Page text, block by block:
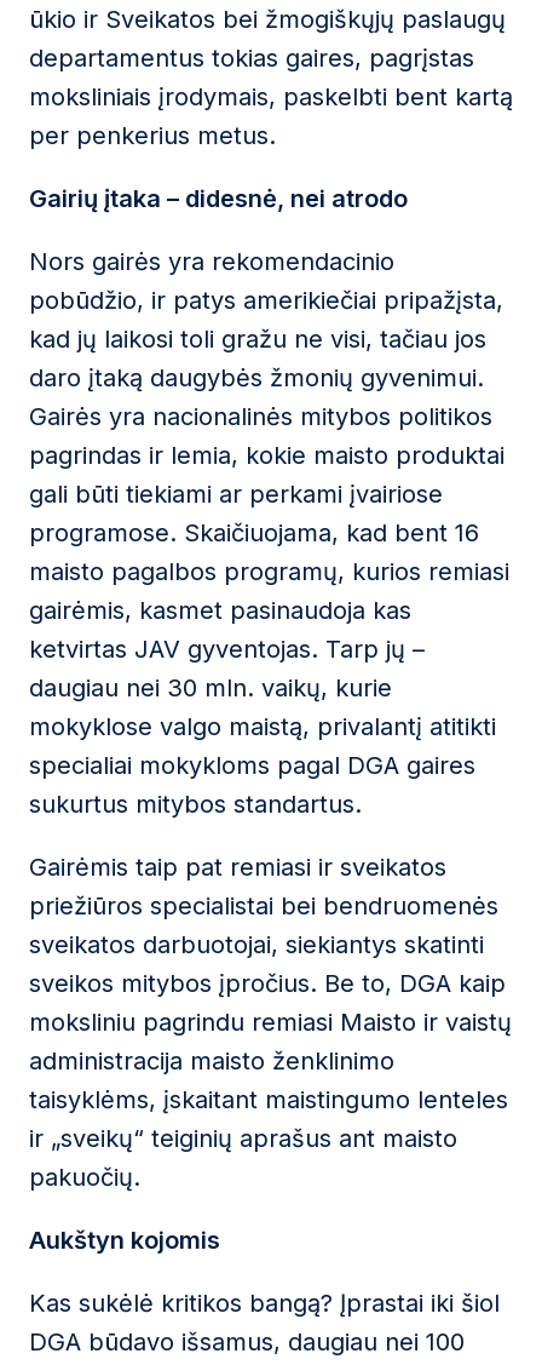
ūkio ir Sveikatos bei žmogiškųjų paslaugų
departamentus tokias gaires, pagrįstas
moksliniais įrodymais, paskelbti bent kartą
per penkerius metus.
Gairių įtaka – didesnė, nei atrodo
Nors gairės yra rekomendacinio
pobūdžio, ir patys amerikiečiai pripažįsta,
kad jų laikosi toli gražu ne visi, tačiau jos
daro įtaką daugybės žmonių gyvenimui.
Gairės yra nacionalinės mitybos politikos
pagrindas ir lemia, kokie maisto produktai
gali būti tiekiami ar perkami įvairiose
programose. Skaičiuojama, kad bent 16
maisto pagalbos programų, kurios remiasi
gairėmis, kasmet pasinaudoja kas
ketvirtas JAV gyventojas. Tarp jų –
daugiau nei 30 mln. vaikų, kurie
mokyklose valgo maistą, privalantį atitikti
specialiai mokykloms pagal DGA gaires
sukurtus mitybos standartus.
Gairėmis taip pat remiasi ir sveikatos
priežiūros specialistai bei bendruomenės
sveikatos darbuotojai, siekiantys skatinti
sveikos mitybos įpročius. Be to, DGA kaip
moksliniu pagrindu remiasi Maisto ir vaistų
administracija maisto ženklinimo
taisyklėms, įskaitant maistingumo lenteles
ir „sveikų“ teiginių aprašus ant maisto
pakuočių.
Aukštyn kojomis
Kas sukėlė kritikos bangą? Įprastai iki šiol
DGA būdavo išsamus, daugiau nei 100